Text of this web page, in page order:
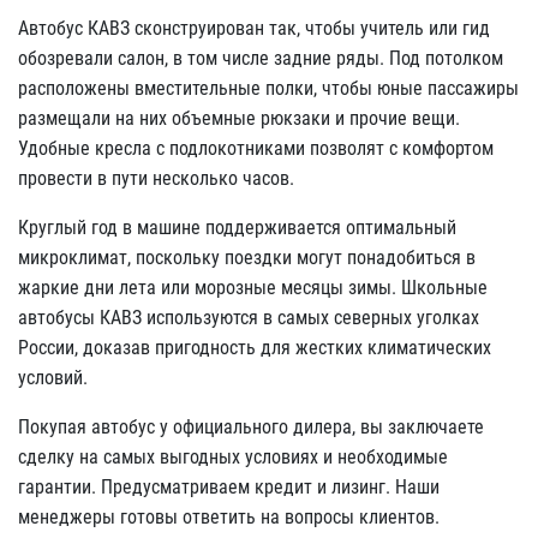
Автобус КАВЗ сконструирован так, чтобы учитель или гид
обозревали салон, в том числе задние ряды. Под потолком
расположены вместительные полки, чтобы юные пассажиры
размещали на них объемные рюкзаки и прочие вещи.
Удобные кресла с подлокотниками позволят с комфортом
провести в пути несколько часов.
Круглый год в машине поддерживается оптимальный
микроклимат, поскольку поездки могут понадобиться в
жаркие дни лета или морозные месяцы зимы. Школьные
автобусы КАВЗ используются в самых северных уголках
России, доказав пригодность для жестких климатических
условий.
Покупая автобус у официального дилера, вы заключаете
сделку на самых выгодных условиях и необходимые
гарантии. Предусматриваем кредит и лизинг. Наши
менеджеры готовы ответить на вопросы клиентов.